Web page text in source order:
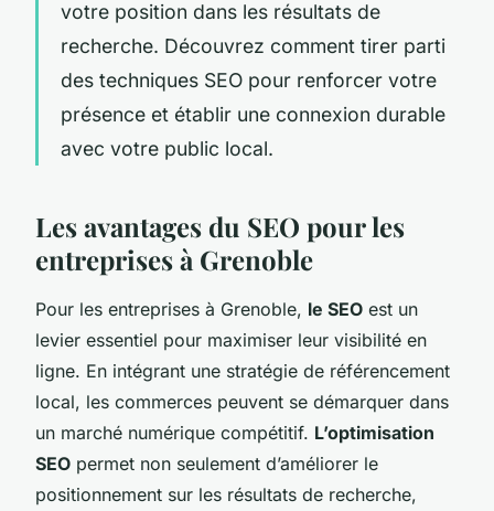
votre position dans les résultats de
recherche. Découvrez comment tirer parti
des techniques SEO pour renforcer votre
présence et établir une connexion durable
avec votre public local.
Les avantages du SEO pour les
entreprises à Grenoble
Pour les entreprises à Grenoble, le SEO est un
levier essentiel pour maximiser leur visibilité en
ligne. En intégrant une stratégie de référencement
local, les commerces peuvent se démarquer dans
un marché numérique compétitif. L’optimisation
SEO permet non seulement d’améliorer le
positionnement sur les résultats de recherche,